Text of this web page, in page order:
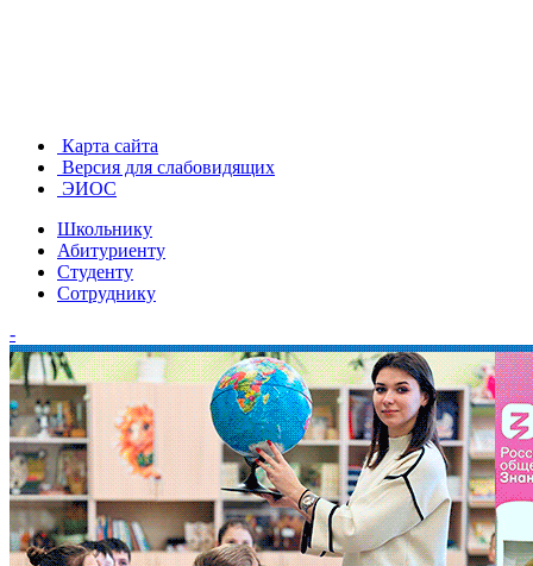
Карта сайта
Версия для слабовидящих
ЭИОС
Школьнику
Абитуриенту
Студенту
Сотруднику
-